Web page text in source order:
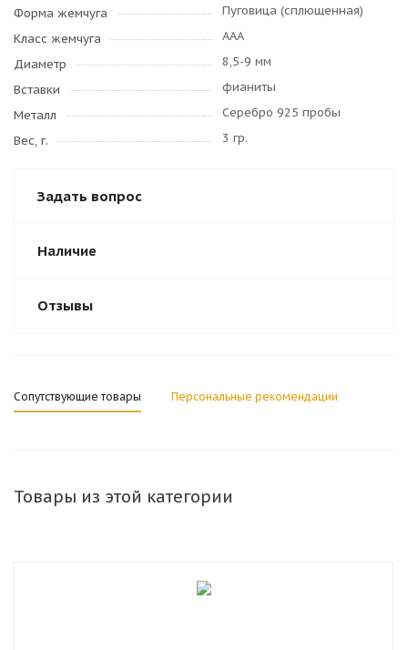
Форма жемчуга
Пуговица (сплющенная)
Класс жемчуга
AAA
Диаметр
8,5-9 мм
Вставки
фианиты
Металл
Серебро 925 пробы
Вес, г.
3 гр.
Задать вопрос
Наличие
Отзывы
Сопутствующие товары Персональные рекомендации
Товары из этой категории